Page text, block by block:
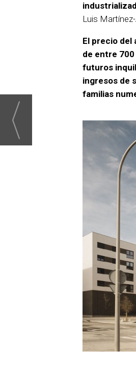
Luis
El precio del
de entre
futuros
ingresos de
familias